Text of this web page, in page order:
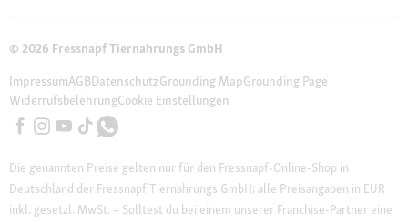
© 2026 Fressnapf Tiernahrungs GmbH
ImpressumAGBDatenschutzGrounding MapGrounding Page
WiderrufsbelehrungCookie Einstellungen
Die genannten Preise gelten nur für den Fressnapf-Online-Shop in
Deutschland der Fressnapf Tiernahrungs GmbH; alle Preisangaben in EUR
inkl. gesetzl. MwSt. – Solltest du bei einem unserer Franchise-Partner eine